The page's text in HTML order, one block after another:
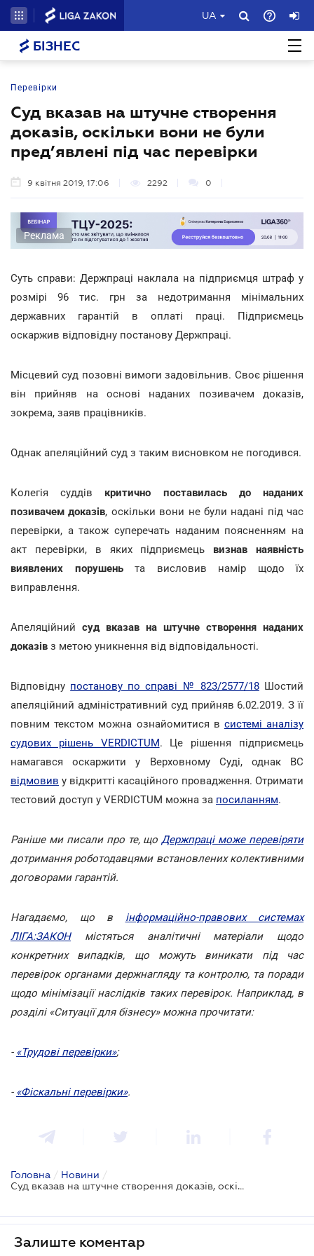
UA
БІЗНЕС
Перевірки
Суд вказав на штучне створення
доказів, оскільки вони не були
пред’явлені під час перевірки
9 квітня 2019, 17:06 2292 0
Реклама
Суть справи: Держпраці наклала на підприємця штраф у
розмірі 96 тис. грн за недотримання мінімальних
державних гарантій в оплаті праці. Підприємець
оскаржив відповідну постанову Держпраці.
Місцевий суд позовні вимоги задовільнив. Своє рішення
він прийняв на основі наданих позивачем доказів,
зокрема, заяв працівників.
Однак апеляційний суд з таким висновком не погодився.
Колегія суддів критично поставилась до наданих
позивачем доказів, оскільки вони не були надані під час
перевірки, а також суперечать наданим поясненням на
акт перевірки, в яких підприємець визнав наявність
виявлених порушеньта висловив намір щодо їх
виправлення.
Апеляційний суд вказав на штучне створення наданих
доказів з метою уникнення від відповідальності.
Відповідну постанову по справі № 823/2577/18Шостий
апеляційний адміністративний суд прийняв 6.02.2019. З її
повним текстом можна ознайомитися в системі аналізу
судових рішень VERDICTUM. Це рішення підприємець
намагався оскаржити у Верховному Суді, однак ВС
відмовив у відкритті касаційного провадження. Отримати
тестовий доступ у VERDICTUM можна за посиланням.
Раніше ми писали про те, щоДержпраці може перевіряти
дотримання роботодавцями встановлених колективними
договорами гарантій.
Нагадаємо, що в інформаційно-правових системах
ЛІГА:ЗАКОНмістяться аналітичні матеріали щодо
конкретних випадків, що можуть виникати під час
перевірок органами держнагляду та контролю, та поради
щодо мінімізації наслідків таких перевірок. Наприклад, в
розділі «Ситуації для бізнесу» можна прочитати:
- «Трудові перевірки»;
- «Фіскальні перевірки».
Головна / Новини /
Суд вказав на штучне створення доказів, оскільки вони не були пред’явлені під час перевірки
Залиште коментар